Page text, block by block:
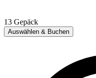
13 Gepäck
Auswählen & Buchen